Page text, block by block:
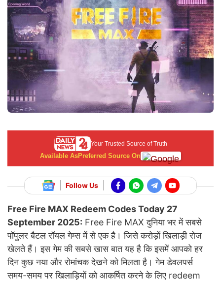
Your Trusted Source of Truth
Available AsPreferred Source On
Follow Us
Free Fire MAX Redeem Codes Today 27
September 2025: Free Fire MAX दुनिया भर में सबसे
पॉपुलर बैटल रॉयल गेम्स में से एक है। जिसे करोड़ों खिलाड़ी रोज
खेलते हैं। इस गेम की सबसे खास बात यह है कि इसमें आपको हर
दिन कुछ नया और रोमांचक देखने को मिलता है। गेम डेवलपर्स
समय-समय पर खिलाड़ियों को आकर्षित करने के लिए redeem